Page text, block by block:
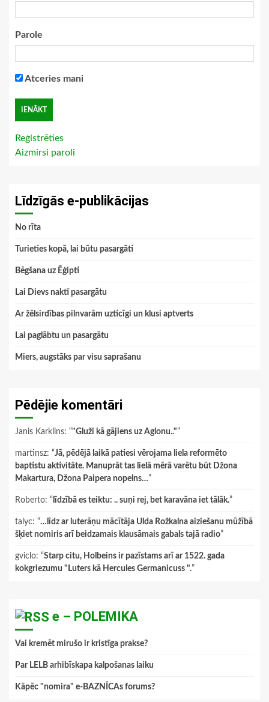
Parole
Atceries mani
Reģistrēties
Aizmirsi paroli
Līdzīgās e-publikācijas
No rīta
Turieties kopā, lai būtu pasargāti
Bēgšana uz Ēģipti
Lai Dievs naktī pasargātu
Ar žēlsirdības pilnvarām uzticīgi un klusi aptverts
Lai paglābtu un pasargātu
Miers, augstāks par visu saprašanu
Pēdējie komentāri
Janis Karklins: “"Gluži kā gājiens uz Aglonu.."”
martinsz: “Jā, pēdējā laikā patiesi vērojama liela reformēto
baptistu aktivitāte. Manuprāt tas lielā mērā varētu būt Džona
Makartura, Džona Paipera nopelns…”
Roberto: “ līdzībā es teiktu: .. suņi rej, bet karavāna iet tālāk.”
talyc: “…līdz ar luterāņu mācītāja Ulda Rožkalna aiziešanu mūžībā
šķiet nomiris arī beidzamais klausāmais gabals tajā radio”
gviclo: “Starp citu, Holbeins ir pazīstams arī ar 1522. gada
kokgriezumu "Luters kā Hercules Germanicuss ".”
e – POLEMIKA
Vai kremēt mirušo ir kristīga prakse?
Par LELB arhibīskapa kalpošanas laiku
Kāpēc "nomira" e-BAZNĪCAs forums?